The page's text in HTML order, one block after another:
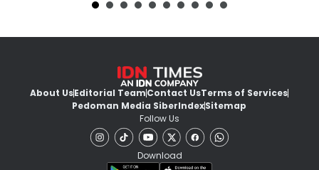
About UsEditorial TeamContact UsTerms of Services
Pedoman Media SiberIndexSitemap
Follow Us
Download